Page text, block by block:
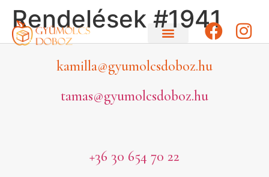
Rendelések #1941
kamilla@gyumolcsdoboz.hu
tamas@gyumolcsdoboz.hu
+36 30 654 70 22